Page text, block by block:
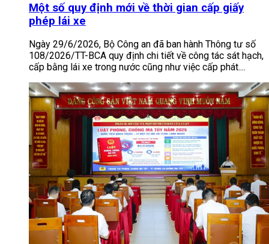
Một số quy định mới về thời gian cấp giấy
phép lái xe
Ngày 29/6/2026, Bộ Công an đã ban hành Thông tư số
108/2026/TT-BCA quy định chi tiết về công tác sát hạch,
cấp bằng lái xe trong nước cũng như việc cấp phát....